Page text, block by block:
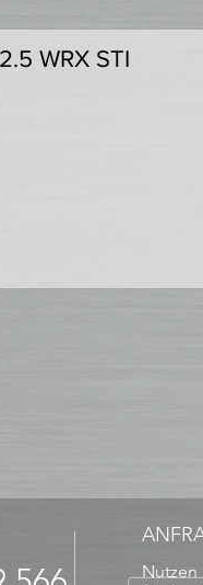
WRX STI
Nutzen